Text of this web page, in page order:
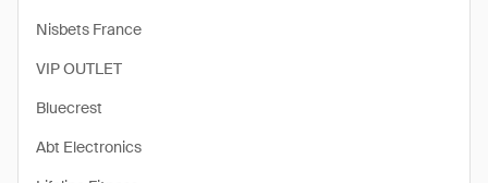
Nisbets France
VIP OUTLET
Bluecrest
Abt Electronics